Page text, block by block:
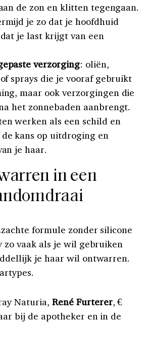
de zon en klitten tegengaan.
je zo dat je hoofdhuid
je last krijgt van een
verzorging: oliën,
sprays die je vooraf gebruikt
maar ook verzorgingen die
het zonnebaden aanbrengt.
werken als een schild en
kans op uitdroging en
je haar.
in een
formule zonder silicone
zo vaak als je wil gebruiken
je haar wil ontwarren.
Naturia, René Furterer, €
bij de apotheker en in de